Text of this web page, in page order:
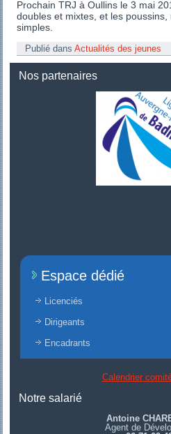
Prochain TRJ à Oullins le 3 mai
doubles et mixtes, et les
simples.
Publié dans Actualités des jeunes
Nos partenaires
Espace dédié
Licenciés
Dirigeants
Encadrants
Calendrier
Notre salarié
Antoine
Agent de